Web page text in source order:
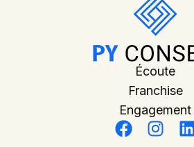
Écoute
Franchise
Engagement